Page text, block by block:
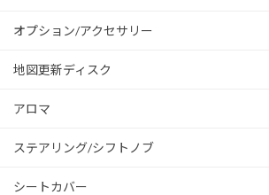
オプション/アクセサリー
地図更新ディスク
アロマ
ステアリング/シフトノブ
シートカバー